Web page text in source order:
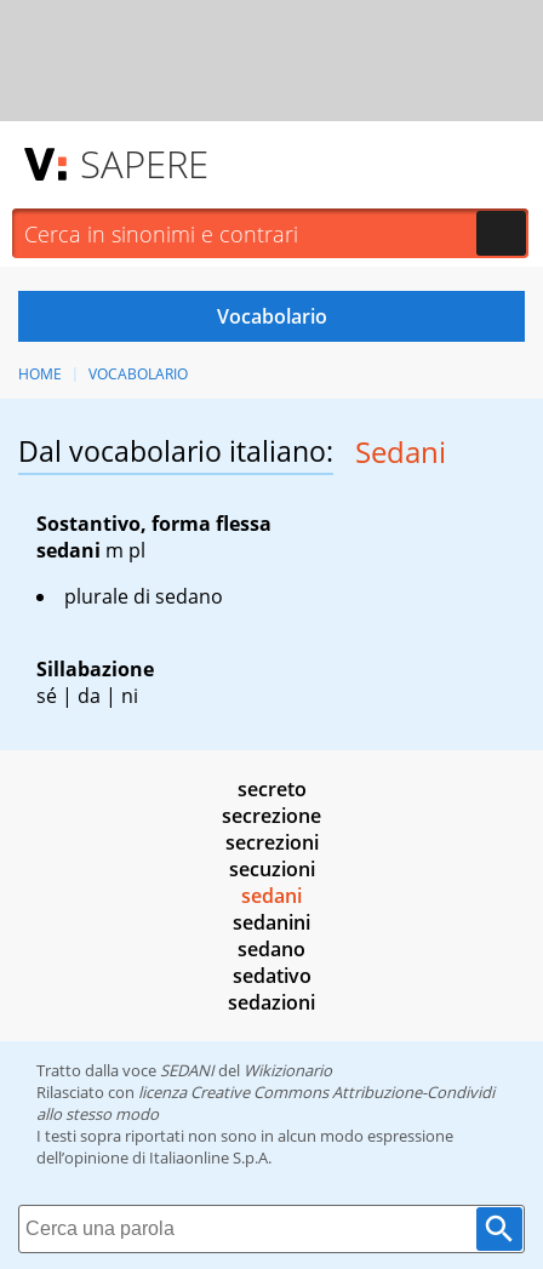
SAPERE
HOME VOCABOLARIO
Dal vocabolario italiano: Sedani
Sostantivo, forma flessa
sedani m pl
plurale di sedano
Sillabazione
sé | da | ni
secreto
secrezione
secrezioni
secuzioni
sedani
sedanini
sedano
sedativo
sedazioni
Tratto dalla voce SEDANIdel Wikizionario
Rilasciato con licenza Creative Commons Attribuzione-Condividi
allo stesso modo
I testi sopra riportati non sono in alcun modo espressione
dell’opinione di Italiaonline S.p.A.